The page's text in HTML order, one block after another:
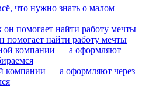
что нужно знать о малом
помогает найти работу мечты
компании — а оформляют через